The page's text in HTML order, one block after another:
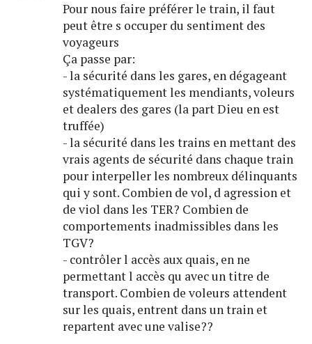
Pour nous faire préférer le train, il faut
peut être s occuper du sentiment des
voyageurs
Ça passe par:
- la sécurité dans les gares, en dégageant
systématiquement les mendiants, voleurs
et dealers des gares (la part Dieu en est
truffée)
- la sécurité dans les trains en mettant des
vrais agents de sécurité dans chaque train
pour interpeller les nombreux délinquants
qui y sont. Combien de vol, d agression et
de viol dans les TER? Combien de
comportements inadmissibles dans les
TGV?
- contrôler l accès aux quais, en ne
permettant l accès qu avec un titre de
transport. Combien de voleurs attendent
sur les quais, entrent dans un train et
repartent avec une valise??